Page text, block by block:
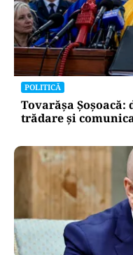
POLITICĂ
Tovarășa
trădare și